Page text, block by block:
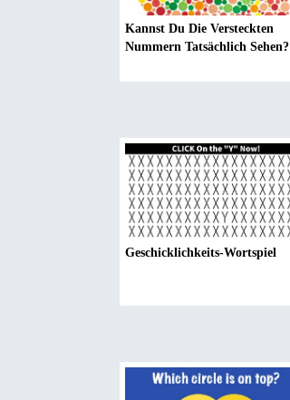
Kannst Du Die Versteckten
Nummern Tatsächlich Sehen?
Geschicklichkeits-Wortspiel